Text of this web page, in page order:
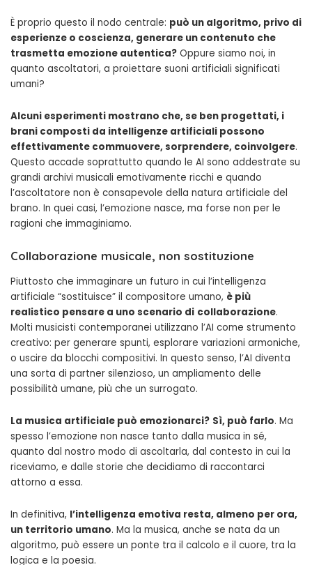
È proprio questo il nodo centrale: può un algoritmo, privo di
esperienze o coscienza, generare un contenuto che
trasmetta emozione autentica? Oppure siamo noi, in
quanto ascoltatori, a proiettare suoni artificiali significati
umani?
Alcuni esperimenti mostrano che, se ben progettati, i
brani composti da intelligenze artificiali possono
effettivamente commuovere, sorprendere, coinvolgere.
Questo accade soprattutto quando le AI sono addestrate su
grandi archivi musicali emotivamente ricchi e quando
l’ascoltatore non è consapevole della natura artificiale del
brano. In quei casi, l’emozione nasce, ma forse non per le
ragioni che immaginiamo.
Collaborazione musicale, non sostituzione
Piuttosto che immaginare un futuro in cui l’intelligenza
artificiale “sostituisce” il compositore umano, è più
realistico pensare a uno scenario di collaborazione.
Molti musicisti contemporanei utilizzano l’AI come strumento
creativo: per generare spunti, esplorare variazioni armoniche,
o uscire da blocchi compositivi. In questo senso, l’AI diventa
una sorta di partner silenzioso, un ampliamento delle
possibilità umane, più che un surrogato.
La musica artificiale può emozionarci? Sì, può farlo. Ma
spesso l’emozione non nasce tanto dalla musica in sé,
quanto dal nostro modo di ascoltarla, dal contesto in cui la
riceviamo, e dalle storie che decidiamo di raccontarci
attorno a essa.
In definitiva, l’intelligenza emotiva resta, almeno per ora,
un territorio umano. Ma la musica, anche se nata da un
algoritmo, può essere un ponte tra il calcolo e il cuore, tra la
logica e la poesia.